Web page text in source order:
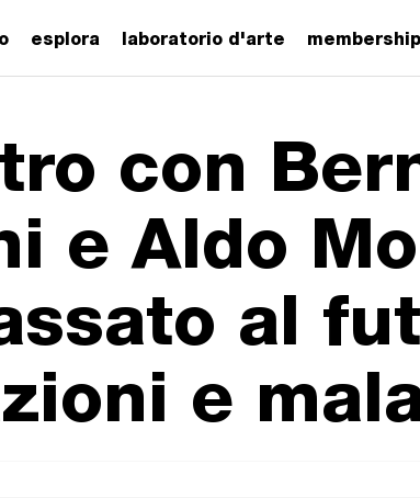
esplora laboratorio d'arte membership
con
e Aldo
al
e